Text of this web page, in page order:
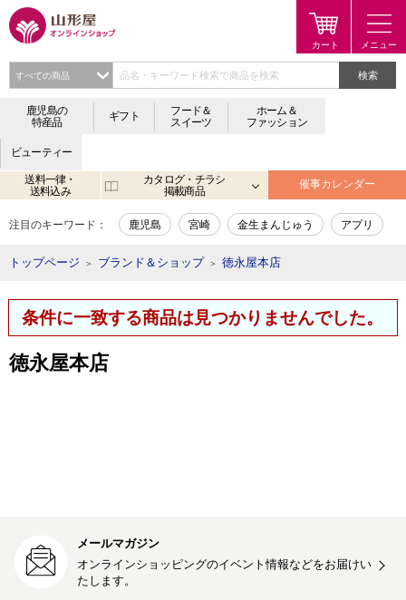
検索
鹿児島の
特産品
ギフト
フード＆
スイーツ
ホーム＆
ファッション
ビューティー
送料一律・
送料込み
カタログ・チラシ
掲載商品
催事カレンダー
注目のキーワード： 鹿児島 宮崎 金生まんじゅう アプリ
トップページ ＞ ブランド＆ショップ ＞ 徳永屋本店
条件に一致する商品は見つかりませんでした。
徳永屋本店
メールマガジン
オンラインショッピングのイベント情報などをお届けい
たします。